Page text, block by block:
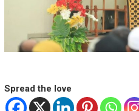
H
l
m
Spread the love